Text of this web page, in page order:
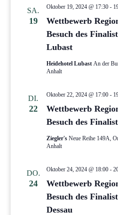
SA.
19
Wettbewerb
Besuch des
Lubast
Oktober 19, 2024 @ 17:30-
Heidehotel Lubast An der
Anhalt
DI.
22
Wettbewerb
Besuch des
Oktober 22, 2024 @ 17:00-
Ziegler's Neue Reihe 149A,
Anhalt
DO.
24
Wettbewerb
Besuch des
Dessau
Oktober 24, 2024 @ 18:00-